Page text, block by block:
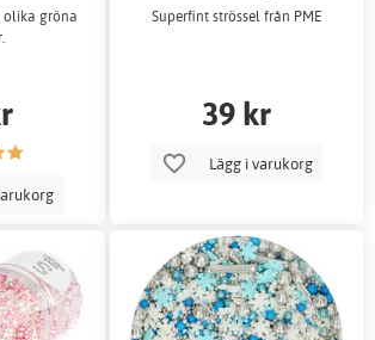
olika gröna
Superfint strössel från PME
39 kr
Lägg i varukorg